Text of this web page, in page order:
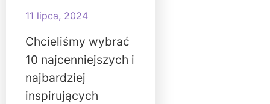
11 lipca, 2024
Chcieliśmy wybrać
10 najcenniejszych i
najbardziej
inspirujących